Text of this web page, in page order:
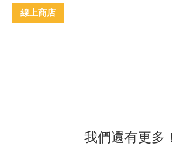
線上商店
我們還有更多！